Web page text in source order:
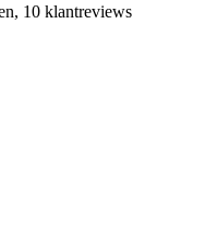
10 klantreviews